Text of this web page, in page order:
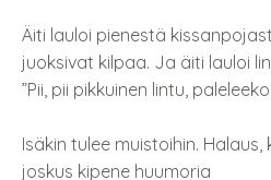
Äiti lauloi pienestä
juoksivat kilpaa. Ja äiti lauloi
”Pii, pii pikkuinen lintu,
Isäkin tulee muistoihin.
joskus kipene huumoria